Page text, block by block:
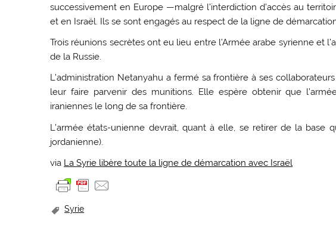
successivement en Europe —malgré l’interdiction d’accès au
et en Israël. Ils se sont engagés au respect de la ligne de
Trois réunions secrètes ont eu lieu entre l’Armée arabe syrienne et
de la Russie.
L’administration Netanyahu a fermé sa frontière à ses
leur faire parvenir des munitions. Elle espère obtenir que
iraniennes le long de sa frontière.
L’armée états-unienne devrait, quant à elle, se retirer de la base
jordanienne).
via La Syrie libère toute la ligne de démarcation avec Israël
Syrie